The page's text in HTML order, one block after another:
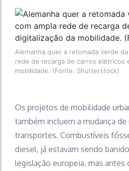
Alemanha quer a retomada verde
rede de recarga de carros elétricos
mobilidade. (Fonte: Shutterstock)
Os projetos de mobilidade
também incluem a mudança
transportes. Combustíveis
diesel, já estavam sendo
legislação europeia, mas antes